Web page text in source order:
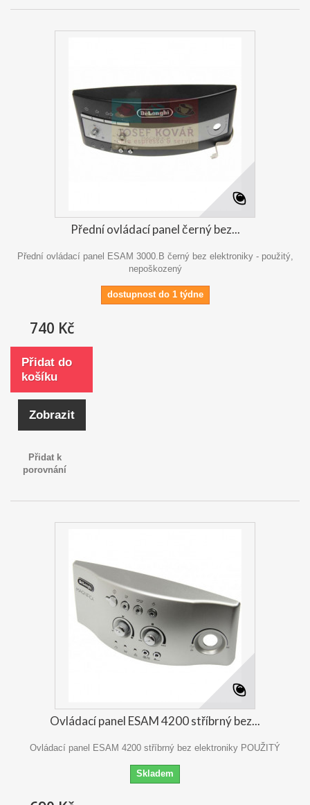
Přední ovládací panel černý bez...
Přední ovládací panel ESAM 3000.B černý bez elektroniky - použitý,
nepoškozený
dostupnost do 1 týdne
740 Kč
Přidat do
košíku
Zobrazit
Přidat k
porovnání
Ovládací panel ESAM 4200 stříbrný bez...
Ovládací panel ESAM 4200 stříbrný bez elektroniky POUŽITÝ
Skladem